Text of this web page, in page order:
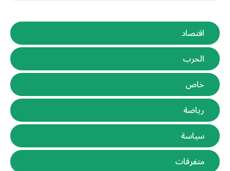
اقتصاد
الحرب
خاص
رياضة
سياسة
متفرقات